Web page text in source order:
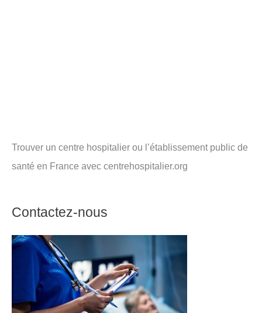
Trouver un centre hospitalier ou l’établissement public de
santé en France avec centrehospitalier.org
Contactez-nous